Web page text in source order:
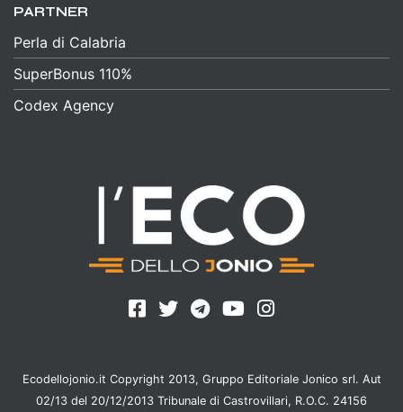
PARTNER
Perla di Calabria
SuperBonus 110%
Codex Agency
Ecodellojonio.it Copyright 2013, Gruppo Editoriale Jonico srl. Aut
02/13 del 20/12/2013 Tribunale di Castrovillari, R.O.C. 24156